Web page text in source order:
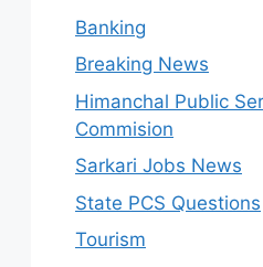
Banking
Breaking News
Himanchal Public
Commision
Sarkari Jobs News
State PCS Questions
Tourism